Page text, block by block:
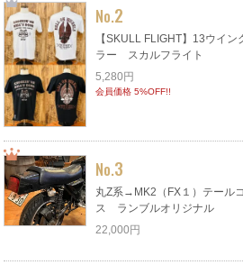
No.2
【SKULL FLIGHT】13ウイ
ラー スカルフライト
5,280円
会員価格 5%OFF!!
No.3
丸Z系→MK2（FX１）テール
ス ランブルオリジナル
22,000円